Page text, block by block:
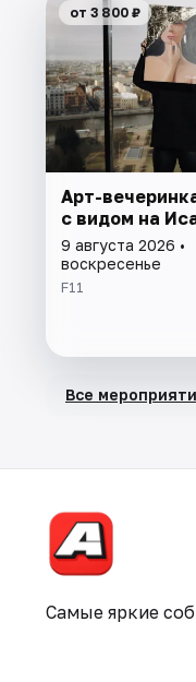
от 3 800 ₽
Арт-
с видом на
9 августа 2026 •
воскресенье
F11
Все
Самые яркие